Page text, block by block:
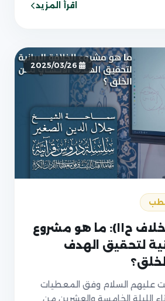
اقرأ المزيد
(مقام الاستخلاف ح١١): ما هو مشروع
لتحقيق الهدف
عليهم السلام وفق المعطيات
ح٢٣) الثلاثاء الليلة الخامسة والعشرين من